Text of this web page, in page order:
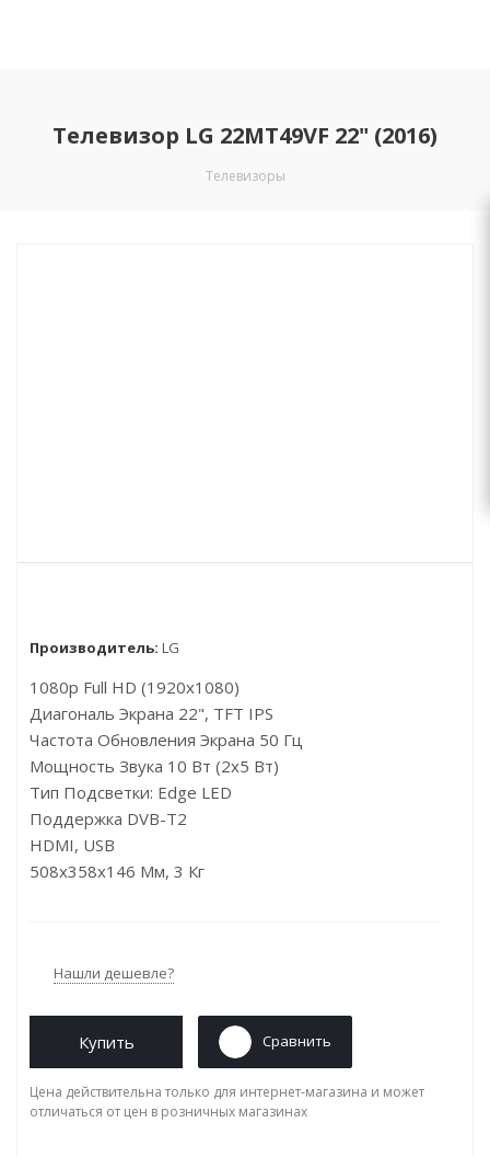
Телевизор LG 22MT49VF 22" (2016)
Телевизоры
Производитель: LG
1080p Full HD (1920x1080)
Диагональ Экрана 22", TFT IPS
Частота Обновления Экрана 50 Гц
Мощность Звука 10 Вт (2х5 Вт)
Тип Подсветки: Edge LED
Поддержка DVB-T2
HDMI, USB
508x358x146 Мм, 3 Кг
Нашли дешевле?
Купить Сравнить
Цена действительна только для интернет-магазина и может
отличаться от цен в розничных магазинах